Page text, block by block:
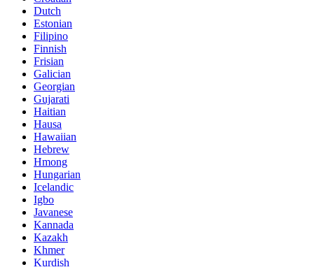
Dutch
Estonian
Filipino
Finnish
Frisian
Galician
Georgian
Gujarati
Haitian
Hausa
Hawaiian
Hebrew
Hmong
Hungarian
Icelandic
Igbo
Javanese
Kannada
Kazakh
Khmer
Kurdish